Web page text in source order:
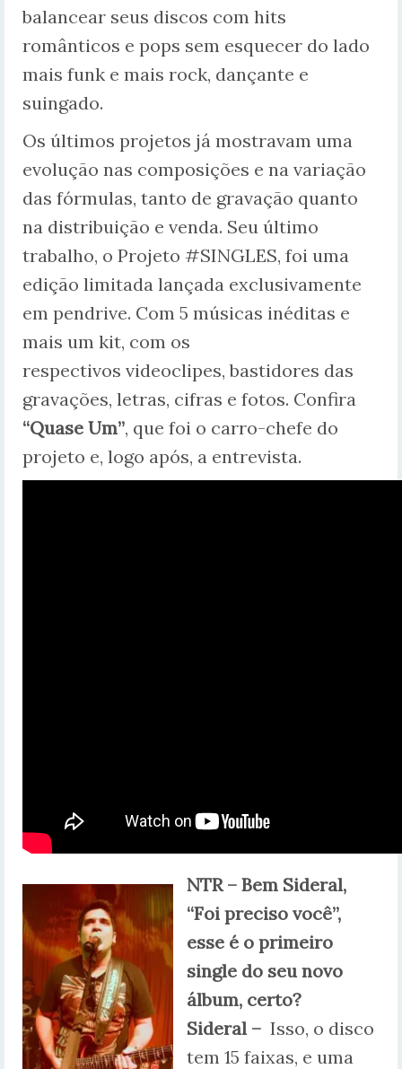
balancear seus discos com hits
românticos e pops sem esquecer do lado
mais funk e mais rock, dançante e
suingado.
Os últimos projetos já mostravam uma
evolução nas composições e na variação
das fórmulas, tanto de gravação quanto
na distribuição e venda. Seu último
trabalho, o Projeto #SINGLES, foi uma
edição limitada lançada exclusivamente
em pendrive. Com 5 músicas inéditas e
mais um kit, com os
respectivos videoclipes, bastidores das
gravações, letras, cifras e fotos. Confira
“Quase Um”, que foi o carro-chefe do
projeto e, logo após, a entrevista.
NTR – Bem Sideral,
“Foi preciso você”,
esse é o primeiro
single do seu novo
álbum, certo?
Sideral – Isso, o disco
tem 15 faixas, e uma